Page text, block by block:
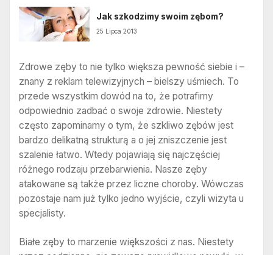
Jak szkodzimy swoim zębom?
25 Lipca 2013
Zdrowe zęby to nie tylko większa pewność siebie i –
znany z reklam telewizyjnych – bielszy uśmiech. To
przede wszystkim dowód na to, że potrafimy
odpowiednio zadbać o swoje zdrowie. Niestety
często zapominamy o tym, że szkliwo zębów jest
bardzo delikatną strukturą a o jej zniszczenie jest
szalenie łatwo. Wtedy pojawiają się najczęściej
różnego rodzaju przebarwienia. Nasze zęby
atakowane są także przez liczne choroby. Wówczas
pozostaje nam już tylko jedno wyjście, czyli wizyta u
specjalisty.
Białe zęby to marzenie większości z nas. Niestety